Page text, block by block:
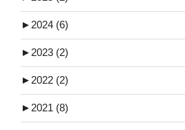
► 2024 (6)
► 2023 (2)
► 2022 (2)
► 2021 (8)